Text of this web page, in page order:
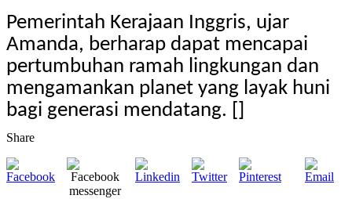
Pemerintah Kerajaan Inggris, ujar
Amanda, berharap dapat mencapai
pertumbuhan ramah lingkungan dan
mengamankan planet yang layak huni
bagi generasi mendatang. []
Share